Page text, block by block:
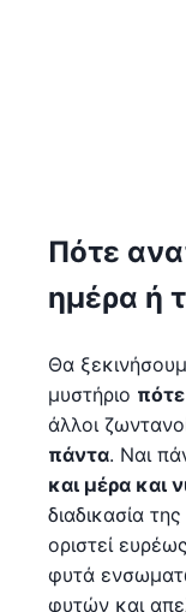
Πότε
ημέρα ή
Θα
μυστήριο
άλλοι
πάντα. Ναι
και μέρα και
διαδικασία
οριστεί
φυτά
φυτών και